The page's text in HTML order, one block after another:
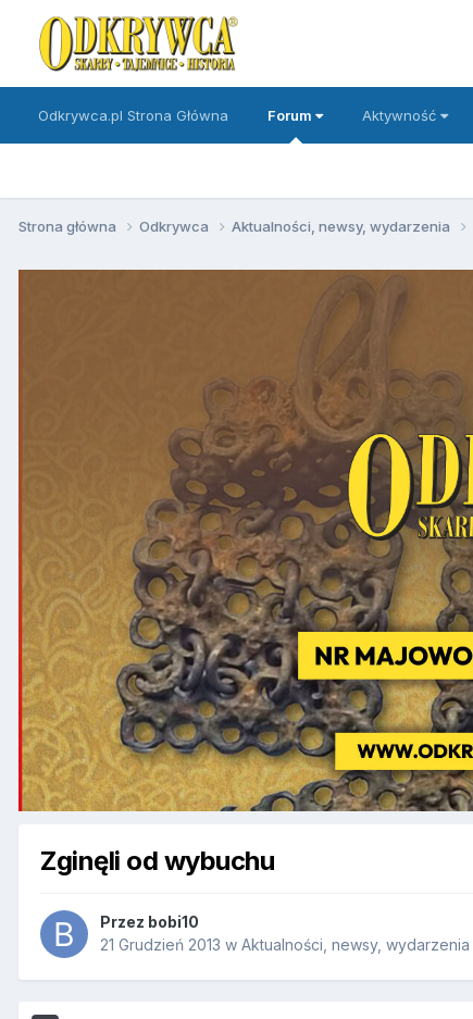
Odkrywca.pl Strona Główna Forum Aktywność
Strona główna Odkrywca Aktualności, newsy, wydarzenia
Zginęli od wybuchu
Przez bobi10
21 Grudzień 2013 w Aktualności, newsy, wydarzenia